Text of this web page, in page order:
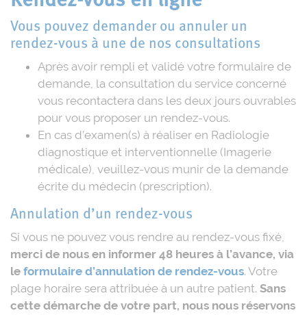
Vous pouvez demander ou annuler un
rendez-vous à une de nos consultations
Après avoir rempli et validé votre formulaire de
demande, la consultation du service concerné
vous recontactera dans les deux jours ouvrables
pour vous proposer un rendez-vous.
En cas d’examen(s) à réaliser en Radiologie
diagnostique et interventionnelle (Imagerie
médicale), veuillez-vous munir de la demande
écrite du médecin (prescription).
Annulation d’un rendez-vous
Si vous ne pouvez vous rendre au rendez-vous fixé,
merci de nous en informer 48 heures à l’avance, via
le formulaire d’annulation de rendez-vous. Votre
plage horaire sera attribuée à un autre patient. Sans
cette démarche de votre part, nous nous réservons